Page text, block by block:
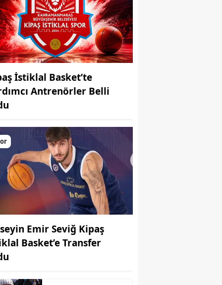
İstiklal Basket’te
Antrenörler Belli
Emir Seviğ Kipaş
Basket’e Transfer